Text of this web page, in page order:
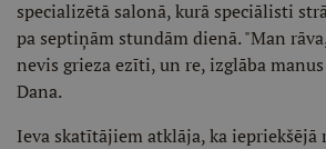
specializētā salonā, kurā speciālisti
pa septiņām stundām dienā. "Man
nevis grieza ezīti, un re, izglāba
Dana.
Ieva skatītājiem atklāja, ka